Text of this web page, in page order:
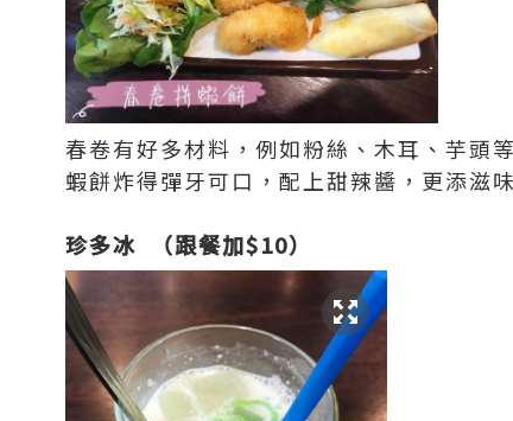
春卷有好多材料，例如粉絲、木耳、芋頭
蝦餅炸得彈牙可口，配上甜辣醬，更添滋
珍多冰 （跟餐加$10）